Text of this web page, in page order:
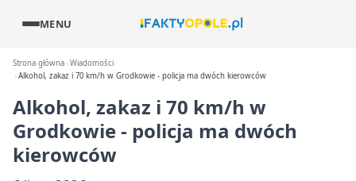
MENU
Strona główna Wiadomości
Alkohol, zakaz i 70 km/h w Grodkowie - policja ma dwóch kierowców
Alkohol, zakaz i 70 km/h w
Grodkowie - policja ma dwóch
kierowców